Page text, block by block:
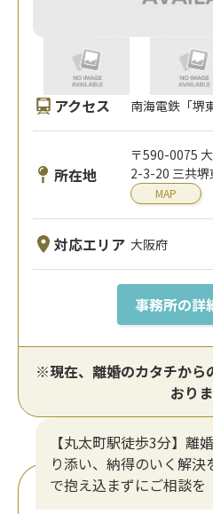
アクセス 南海電鉄「堺
所在地
〒590-0075
2-3-20 三共
MAP
対応エリア 大阪府
事務所の詳
※現在、離婚のカタチから
おり
【丸太町駅徒歩3分】離
り添い、納得のいく解
で抱え込まずにご相談を